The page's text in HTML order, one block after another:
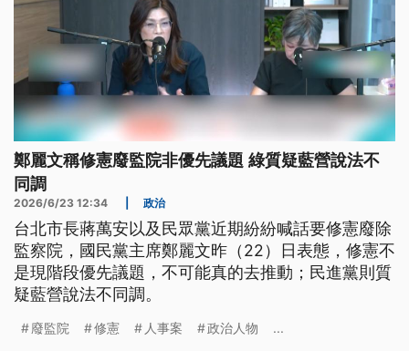
鄭麗文稱修憲廢監院非優先議題 綠質疑藍營說法不
同調
2026/6/23 12:34 政治
台北市長蔣萬安以及民眾黨近期紛紛喊話要修憲廢除
監察院，國民黨主席鄭麗文昨（22）日表態，修憲不
是現階段優先議題，不可能真的去推動；民進黨則質
疑藍營說法不同調。
廢監院 修憲 人事案 政治人物 ...